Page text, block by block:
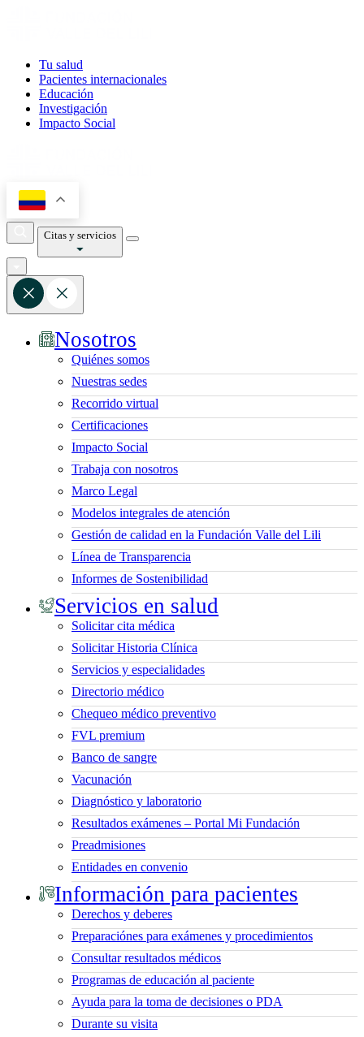
Tu salud
Pacientes internacionales
Educación
Investigación
Impacto Social
Citas y servicios
Nosotros
Quiénes somos
Nuestras sedes
Recorrido virtual
Certificaciones
Impacto Social
Trabaja con nosotros
Marco Legal
Modelos integrales de atención
Gestión de calidad en la Fundación Valle del Lili
Línea de Transparencia
Informes de Sostenibilidad
Servicios en salud
Solicitar cita médica
Solicitar Historia Clínica
Servicios y especialidades
Directorio médico
Chequeo médico preventivo
FVL premium
Banco de sangre
Vacunación
Diagnóstico y laboratorio
Resultados exámenes – Portal Mi Fundación
Preadmisiones
Entidades en convenio
Información para pacientes
Derechos y deberes
Preparaciónes para exámenes y procedimientos
Consultar resultados médicos
Programas de educación al paciente
Ayuda para la toma de decisiones o PDA
Durante su visita